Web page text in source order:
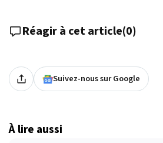
Réagir à cet article(0)
Suivez-nous sur Google
À lire aussi